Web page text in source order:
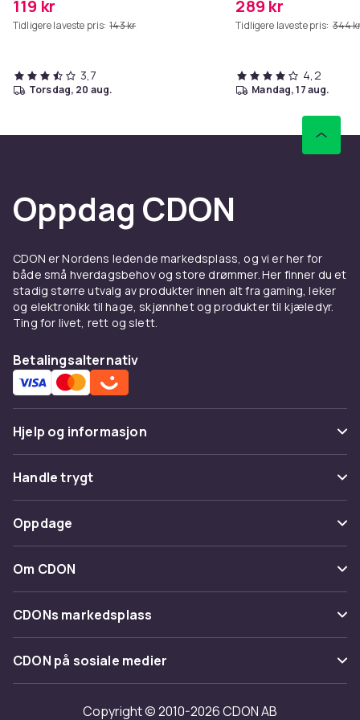
119 kr
Tidligere laveste pris: 143 kr
3,7
torsdag, 20 aug.
289 kr
Tidligere laveste pris: 344
4,2
mandag, 17 aug.
Oppdag CDON
CDON er Nordens ledende markedsplass, og vi er her for
både små hverdagsbehov og store drømmer. Her finner du et
stadig større utvalg av produkter innen alt fra gaming, leker
og elektronikk til hage, skjønnhet og produkter til kjæledyr.
Ting for livet, rett og slett.
Betalingsalternativ
Hjelp og informasjon
Vanlige spørsmål
Spor pakke
Angre & returner her
Kontakt oss
Handle trygt
Betaling
Levering
Tilbakekallinger
Oppdage
Kategorier
Varemerker
Om CDON
Om oss
Kundeanmeldelser
Jobbe på CDON
Investor relations
CDONs markedsplass
Merchant Help Center
CDON på sosiale medier
Copyright © 2010-2026 CDON AB